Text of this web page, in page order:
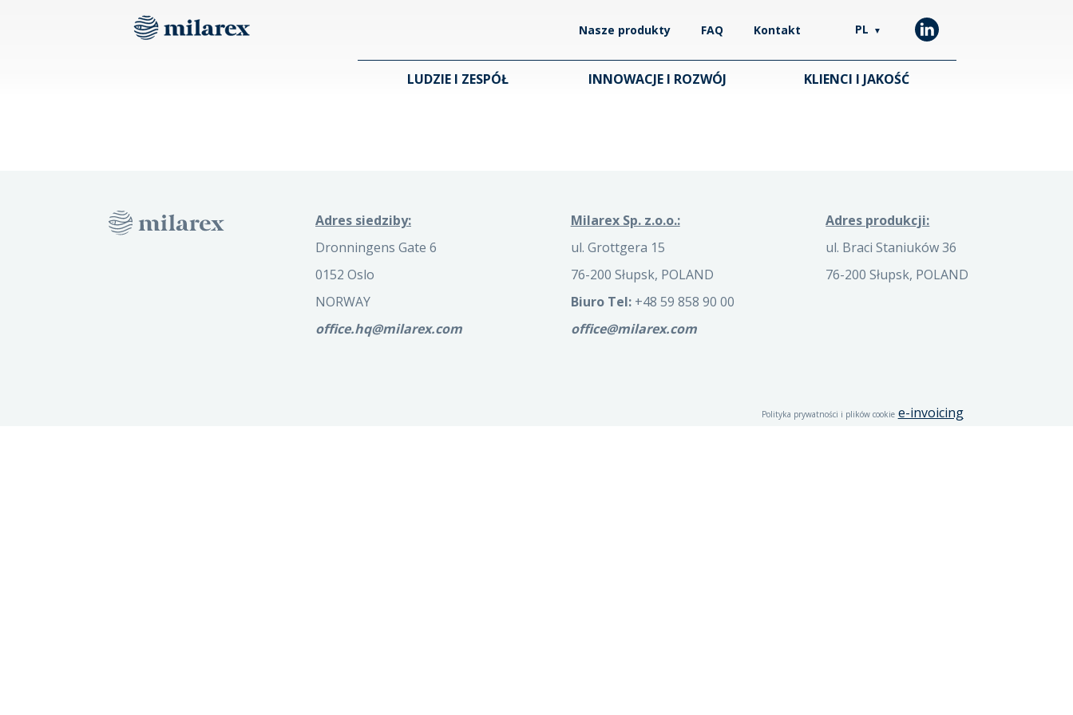
Nasze produkty FAQ Kontakt PL ▼
LUDZIE I ZESPÓŁ INNOWACJE I ROZWÓJ KLIENCI I JAKOŚĆ
Adres siedziby:
Dronningens Gate 6
0152 Oslo
NORWAY
office.hq@milarex.com
Milarex Sp. z.o.o.:
ul. Grottgera 15
76-200 Słupsk, POLAND
Biuro Tel:+48 59 858 90 00
office@milarex.com
Adres produkcji:
ul. Braci Staniuków 36
76-200 Słupsk, POLAND
Polityka prywatności i plików cookie e-invoicing